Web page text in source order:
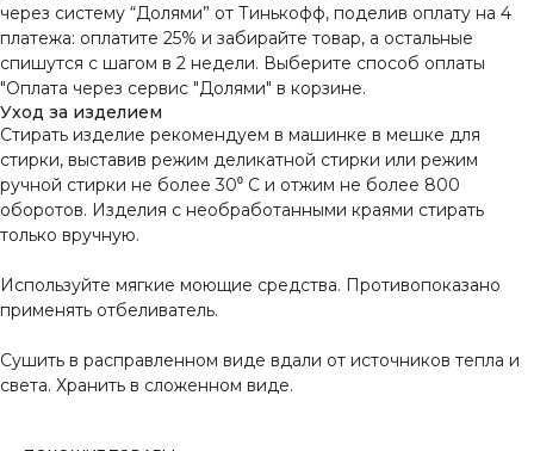
через систему “Долями” от Тинькофф, поделив оплату на 4
платежа: оплатите 25% и забирайте товар, а остальные
спишутся с шагом в 2 недели. Выберите способ оплаты
"Оплата через сервис "Долями" в корзине.
Уход за изделием
Стирать изделие рекомендуем в машинке в мешке для
стирки, выставив режим деликатной стирки или режим
ручной стирки не более 30⁰ С и отжим не более 800
оборотов. Изделия с необработанными краями стирать
только вручную.
Используйте мягкие моющие средства. Противопоказано
применять отбеливатель.
Сушить в расправленном виде вдали от источников тепла и
света. Хранить в сложенном виде.